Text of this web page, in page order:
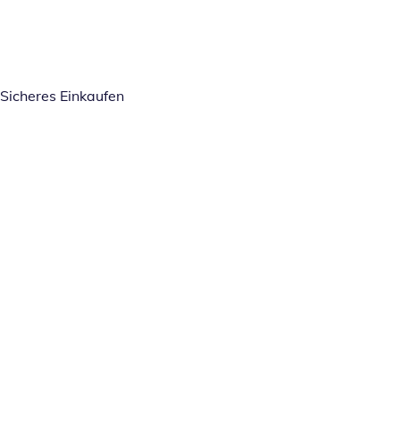
Sicheres Einkaufen